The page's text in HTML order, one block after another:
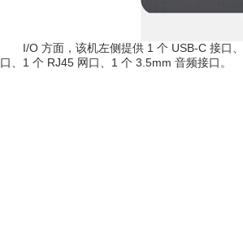
I/O 方面，该机左侧提供 1 个 USB-C 接口、
口、1 个 RJ45 网口、1 个 3.5mm 音频接口。